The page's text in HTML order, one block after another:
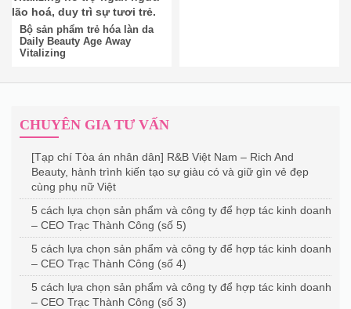
Bộ sản phẩm trẻ hóa làn da
Daily Beauty Age Away
Vitalizing
CHUYÊN GIA TƯ VẤN
[Tạp chí Tòa án nhân dân] R&B Việt Nam – Rich And
Beauty, hành trình kiến tạo sự giàu có và giữ gìn vẻ đẹp
cùng phụ nữ Việt
5 cách lựa chọn sản phẩm và công ty để hợp tác kinh doanh
– CEO Trạc Thành Công (số 5)
5 cách lựa chọn sản phẩm và công ty để hợp tác kinh doanh
– CEO Trạc Thành Công (số 4)
5 cách lựa chọn sản phẩm và công ty để hợp tác kinh doanh
– CEO Trạc Thành Công (số 3)